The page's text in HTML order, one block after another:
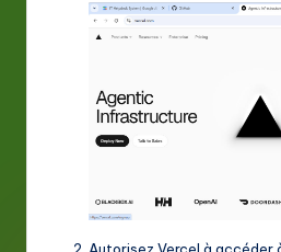
Autorisez Vercel à accéder